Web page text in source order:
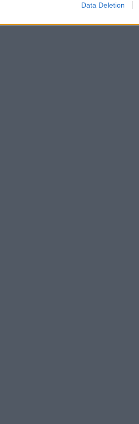
Data Deletion